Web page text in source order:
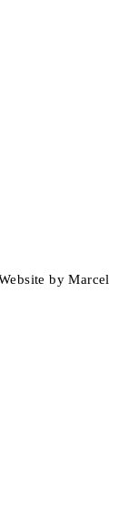
by Marcel